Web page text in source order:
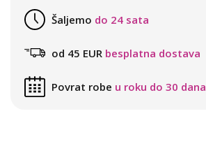
Šaljemo do 24 sata
od 45 EUR besplatna dostava
Povrat robe u roku do 30 dana